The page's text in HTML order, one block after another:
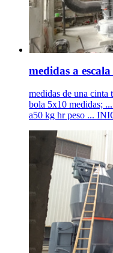
medidas a
medidas de una cinta
bola 5x10 medidas;
a50 kg hr peso ...